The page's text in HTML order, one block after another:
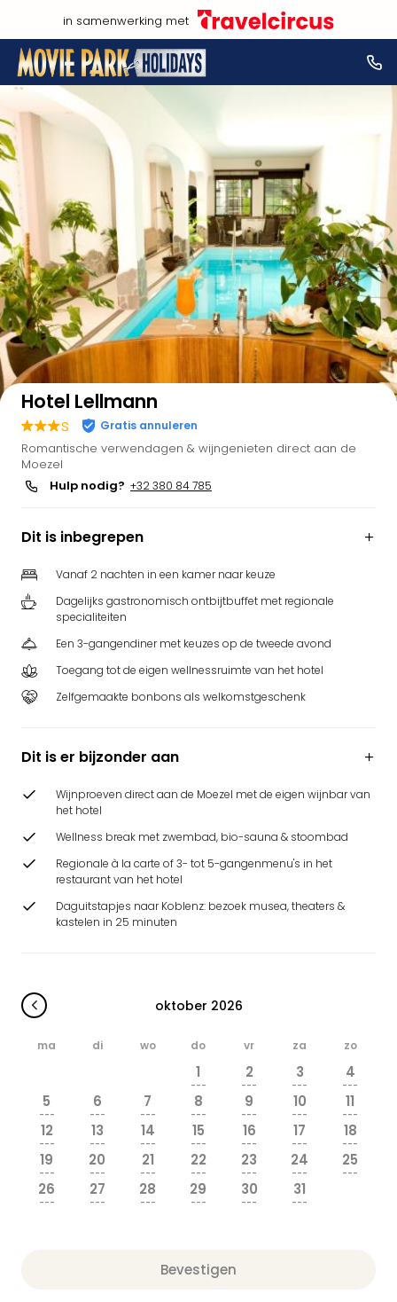
in samenwerking met
Bekijk op kaart
Hotel Lellmann
s Gratis annuleren
Romantische verwendagen & wijngenieten direct aan de
Moezel
Hulp nodig? +32 380 84 785
Dit is inbegrepen
Vanaf 2 nachten in een kamer naar keuze
Dagelijks gastronomisch ontbijtbuffet met regionale
specialiteiten
Een 3-gangendiner met keuzes op de tweede avond
Toegang tot de eigen wellnessruimte van het hotel
Zelfgemaakte bonbons als welkomstgeschenk
Dit is er bijzonder aan
Wijnproeven direct aan de Moezel met de eigen wijnbar van
het hotel
Wellness break met zwembad, bio-sauna & stoombad
Regionale à la carte of 3- tot 5-gangenmenu's in het
restaurant van het hotel
Daguitstapjes naar Koblenz: bezoek musea, theaters &
kastelen in 25 minuten
oktober 2026
ma di wo do vr za zo
1
---
2
---
3
---
4
---
5
---
6
---
7
---
8
---
9
---
10
---
11
---
12
---
13
---
14
---
15
---
16
---
17
---
18
---
19
---
20
---
21
---
22
---
23
---
24
---
25
---
26
---
27
---
28
---
29
---
30
---
31
---
Bevestigen